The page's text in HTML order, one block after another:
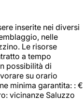
inserite nei diversi
nelle
Le risorse
a tempo
possibilità di
su orario
minima garantita: : €
vicinanze Saluzzo